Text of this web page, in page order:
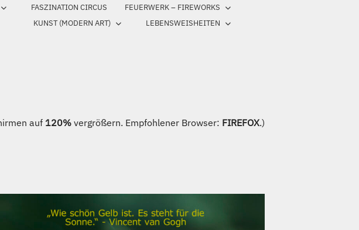
FASZINATION CIRCUS
FEUERWERK – FIREWORKS
KUNST (MODERN ART)
LEBENSWEISHEITEN
auf 120%vergrößern. Empfohlener Browser: FIREFOX.)